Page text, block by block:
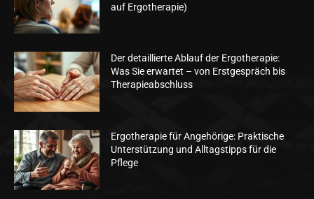
auf Ergotherapie)
Der detaillierte Ablauf der Ergotherapie:
Was Sie erwartet – von Erstgespräch bis
Therapieabschluss
Ergotherapie für Angehörige: Praktische
Unterstützung und Alltagstipps für die
Pflege